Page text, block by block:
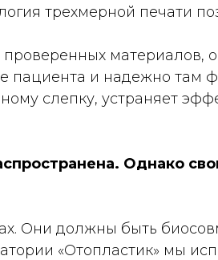
трехмерной печати
материалов,
пациента и надежно там
слепку, устраняет
Однако
Они должны быть
«Отопластик» мы